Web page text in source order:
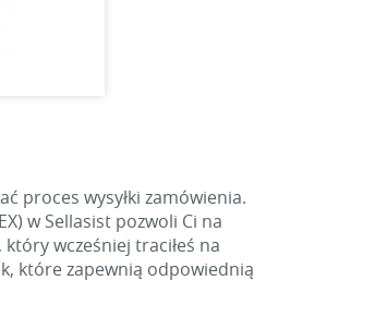
proces wysyłki zamówienia.
w Sellasist pozwoli Ci na
wcześniej traciłeś na
które zapewnią odpowiednią